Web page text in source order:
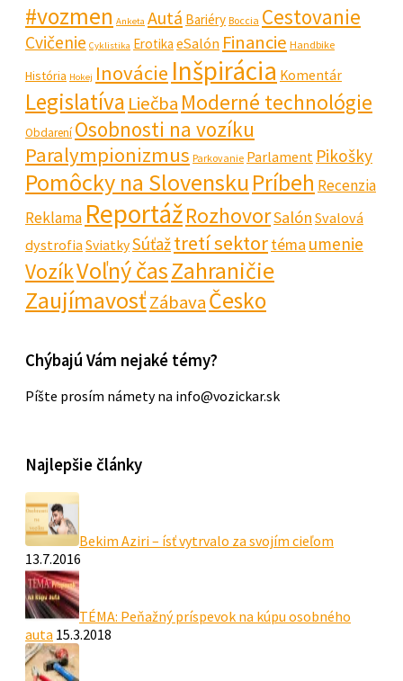
#vozmen Anketa Autá Bariéry Boccia Cestovanie
Cvičenie Cyklistika Erotika eSalón Financie Handbike
História Hokej Inovácie Inšpirácia Komentár
Legislatíva Liečba Moderné technológie
Obdarení Osobnosti na vozíku
Paralympionizmus Parkovanie Parlament Pikošky
Pomôcky na SlovenskuPríbeh Recenzia
Reklama ReportážRozhovorSalón Svalová
dystrofiaSviatkySúťažtretí sektortéma umenie
VozíkVoľný časZahraničie
ZaujímavosťZábavaČesko
Chýbajú Vám nejaké témy?
Píšte prosím námety na info@vozickar.sk
Najlepšie články
Bekim Aziri – ísť vytrvalo za svojím cieľom
13.7.2016
TÉMA: Peňažný príspevok na kúpu osobného
auta 15.3.2018